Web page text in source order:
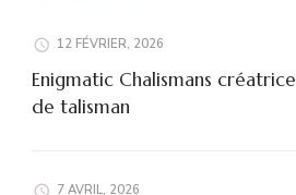
12 FÉVRIER, 2026
Enigmatic Chalismans créatrice
de talisman
7 AVRIL, 2026